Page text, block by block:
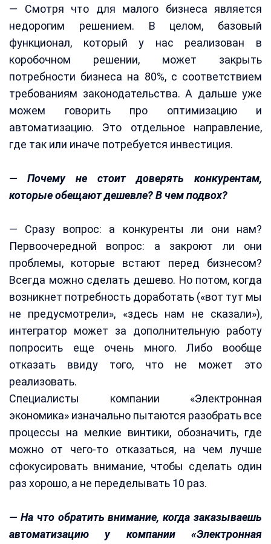
— Смотря что для малого бизнеса является
недорогим решением. В целом, базовый
функционал, который у нас реализован в
коробочном решении, может закрыть
потребности бизнеса на 80%, с соответствием
требованиям законодательства. А дальше уже
можем говорить про оптимизацию и
автоматизацию. Это отдельное направление,
где так или иначе потребуется инвестиция.
— Почему не стоит доверять конкурентам,
которые обещают дешевле? В чем подвох?
— Сразу вопрос: а конкуренты ли они нам?
Первоочередной вопрос: а закроют ли они
проблемы, которые встают перед бизнесом?
Всегда можно сделать дешево. Но потом, когда
возникнет потребность доработать («вот тут мы
не предусмотрели», «здесь нам не сказали»),
интегратор может за дополнительную работу
попросить еще очень много. Либо вообще
отказать ввиду того, что не может это
реализовать.
Специалисты компании «Электронная
экономика» изначально пытаются разобрать все
процессы на мелкие винтики, обозначить, где
можно от чего-то отказаться, на чем лучше
сфокусировать внимание, чтобы сделать один
раз хорошо, а не переделывать 10 раз.
— На что обратить внимание, когда заказываешь
автоматизацию у компании «Электронная